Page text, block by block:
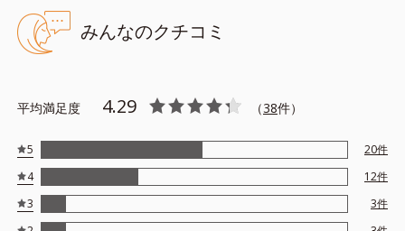
みんなのクチコミ
平均満足度 4.29 （38件）
5 20件
4
12件
3
3件